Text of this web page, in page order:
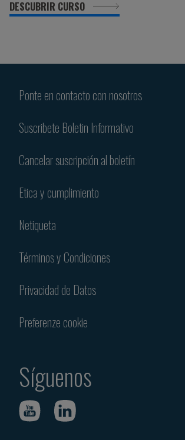
DESCUBRIR CURSO
Ponte en contacto con nosotros
Suscribete Boletin Informativo
Cancelar suscripción al boletín
Etica y cumplimiento
Netiqueta
Términos y Condiciones
Privacidad de Datos
Preferenze cookie
Síguenos